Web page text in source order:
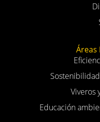
Áreas
Viveros
Educación